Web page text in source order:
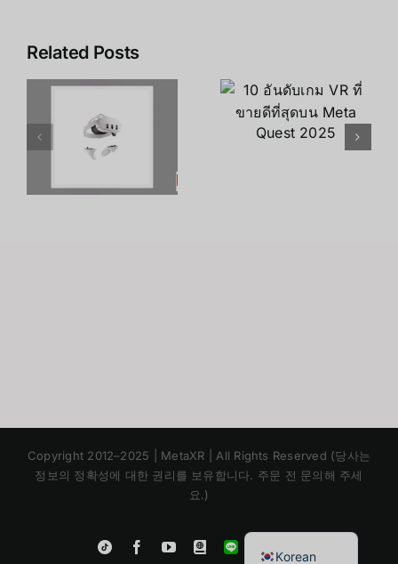
Related Posts
10 อันดับเกม
ที่สุดบน
Meta Quest
10 อันดับเกม
ที่ดีที่สุด
สำหรับ
Copyright 2012–2025 | MetaXR | All Rights Reserved (당사는
정보의 정확성에 대한 권리를 보유합니다. 주문 전 문의해 주세
요.)
Tiktok FacebookYouTube
Blogger
LINE
Korean
Chinese